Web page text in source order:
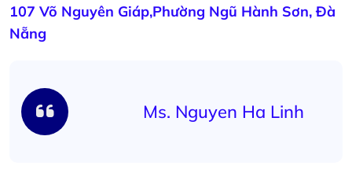
107 Võ Nguyên Giáp,Phường Ngũ Hành Sơn, Đà
Nẵng
Ms. Nguyen Ha Linh